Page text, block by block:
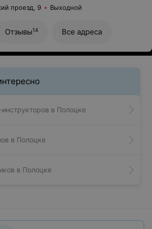
проезд, 9 Выходной
Отзывы14 Все адреса
в Полоцке
в Полоцке
в Полоцке